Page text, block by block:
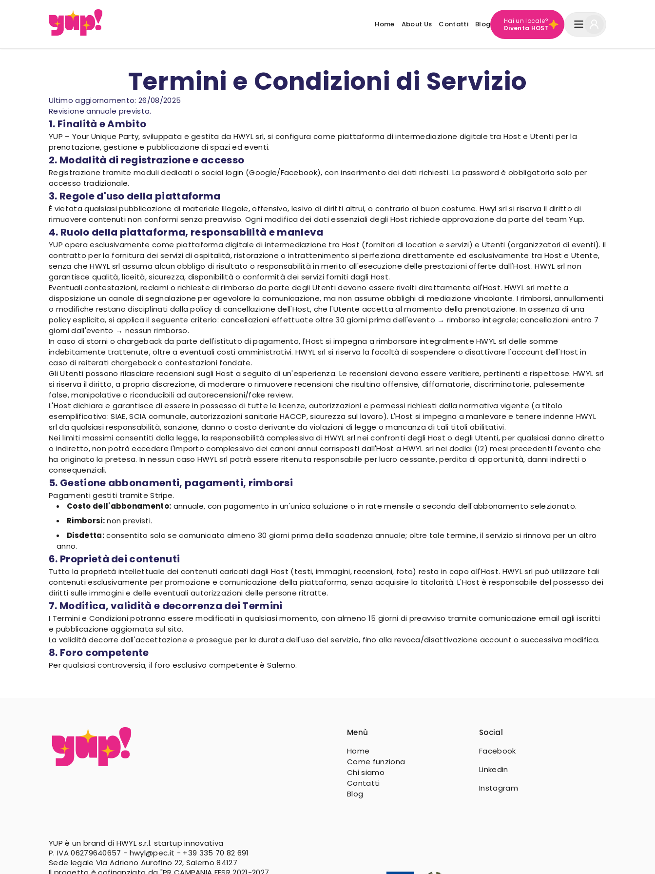
Home About Us Contatti Blog
Hai un locale?
Diventa HOST
Termini e Condizioni di Servizio
Ultimo aggiornamento: 26/08/2025
Revisione annuale prevista.
1. Finalità e Ambito
YUP – Your Unique Party, sviluppata e gestita da HWYL srl, si configura come piattaforma di intermediazione digitale tra Host e Utenti per la
prenotazione, gestione e pubblicazione di spazi ed eventi.
2. Modalità di registrazione e accesso
Registrazione tramite moduli dedicati o social login (Google/Facebook), con inserimento dei dati richiesti. La password è obbligatoria solo per
accesso tradizionale.
3. Regole d'uso della piattaforma
È vietata qualsiasi pubblicazione di materiale illegale, offensivo, lesivo di diritti altrui, o contrario al buon costume. Hwyl srl si riserva il diritto di
rimuovere contenuti non conformi senza preavviso. Ogni modifica dei dati essenziali degli Host richiede approvazione da parte del team Yup.
4. Ruolo della piattaforma, responsabilità e manleva
YUP opera esclusivamente come piattaforma digitale di intermediazione tra Host (fornitori di location e servizi) e Utenti (organizzatori di eventi). Il
contratto per la fornitura dei servizi di ospitalità, ristorazione o intrattenimento si perfeziona direttamente ed esclusivamente tra Host e Utente,
senza che HWYL srl assuma alcun obbligo di risultato o responsabilità in merito all'esecuzione delle prestazioni offerte dall'Host. HWYL srl non
garantisce qualità, liceità, sicurezza, disponibilità o conformità dei servizi forniti dagli Host.
Eventuali contestazioni, reclami o richieste di rimborso da parte degli Utenti devono essere rivolti direttamente all'Host. HWYL srl mette a
disposizione un canale di segnalazione per agevolare la comunicazione, ma non assume obblighi di mediazione vincolante. I rimborsi, annullamenti
o modifiche restano disciplinati dalla policy di cancellazione dell'Host, che l'Utente accetta al momento della prenotazione. In assenza di una
policy esplicita, si applica il seguente criterio: cancellazioni effettuate oltre 30 giorni prima dell'evento → rimborso integrale; cancellazioni entro 7
giorni dall'evento → nessun rimborso.
In caso di storni o chargeback da parte dell'istituto di pagamento, l'Host si impegna a rimborsare integralmente HWYL srl delle somme
indebitamente trattenute, oltre a eventuali costi amministrativi. HWYL srl si riserva la facoltà di sospendere o disattivare l'account dell'Host in
caso di reiterati chargeback o contestazioni fondate.
Gli Utenti possono rilasciare recensioni sugli Host a seguito di un'esperienza. Le recensioni devono essere veritiere, pertinenti e rispettose. HWYL srl
si riserva il diritto, a propria discrezione, di moderare o rimuovere recensioni che risultino offensive, diffamatorie, discriminatorie, palesemente
false, manipolative o riconducibili ad autorecensioni/fake review.
L'Host dichiara e garantisce di essere in possesso di tutte le licenze, autorizzazioni e permessi richiesti dalla normativa vigente (a titolo
esemplificativo: SIAE, SCIA comunale, autorizzazioni sanitarie HACCP, sicurezza sul lavoro). L'Host si impegna a manlevare e tenere indenne HWYL
srl da qualsiasi responsabilità, sanzione, danno o costo derivante da violazioni di legge o mancanza di tali titoli abilitativi.
Nei limiti massimi consentiti dalla legge, la responsabilità complessiva di HWYL srl nei confronti degli Host o degli Utenti, per qualsiasi danno diretto
o indiretto, non potrà eccedere l'importo complessivo dei canoni annui corrisposti dall'Host a HWYL srl nei dodici (12) mesi precedenti l'evento che
ha originato la pretesa. In nessun caso HWYL srl potrà essere ritenuta responsabile per lucro cessante, perdita di opportunità, danni indiretti o
consequenziali.
5. Gestione abbonamenti, pagamenti, rimborsi
Pagamenti gestiti tramite Stripe.
Costo dell'abbonamento: annuale, con pagamento in un'unica soluzione o in rate mensile a seconda dell'abbonamento selezionato.
Rimborsi:non previsti.
Disdetta:consentito solo se comunicato almeno 30 giorni prima della scadenza annuale; oltre tale termine, il servizio si rinnova per un altro
anno.
6. Proprietà dei contenuti
Tutta la proprietà intellettuale dei contenuti caricati dagli Host (testi, immagini, recensioni, foto) resta in capo all'Host. HWYL srl può utilizzare tali
contenuti esclusivamente per promozione e comunicazione della piattaforma, senza acquisire la titolarità. L'Host è responsabile del possesso dei
diritti sulle immagini e delle eventuali autorizzazioni delle persone ritratte.
7. Modifica, validità e decorrenza dei Termini
I Termini e Condizioni potranno essere modificati in qualsiasi momento, con almeno 15 giorni di preavviso tramite comunicazione email agli iscritti
e pubblicazione aggiornata sul sito.
La validità decorre dall'accettazione e prosegue per la durata dell'uso del servizio, fino alla revoca/disattivazione account o successiva modifica.
8. Foro competente
Per qualsiasi controversia, il foro esclusivo competente è Salerno.
Menù
Home
Come funziona
Chi siamo
Contatti
Blog
Social
Facebook
Linkedin
Instagram
YUP è un brand di HWYL s.r.l. startup innovativa
P. IVA 06279640657 - hwyl@pec.it - +39 335 70 82 691
Sede legale Via Adriano Aurofino 22, Salerno 84127